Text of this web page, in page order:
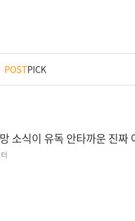
POSTPICK
소식이 유독 안타까운 진짜